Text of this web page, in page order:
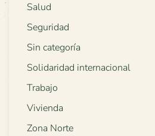
Salud
Seguridad
Sin categoría
Solidaridad internacional
Trabajo
Vivienda
Zona Norte